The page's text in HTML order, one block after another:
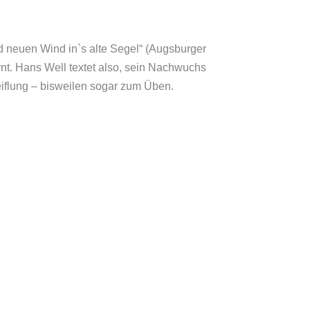
Wind in`s alte Segel“ (Augsburger
Hans Well textet also, sein Nachwuchs
– bisweilen sogar zum Üben.